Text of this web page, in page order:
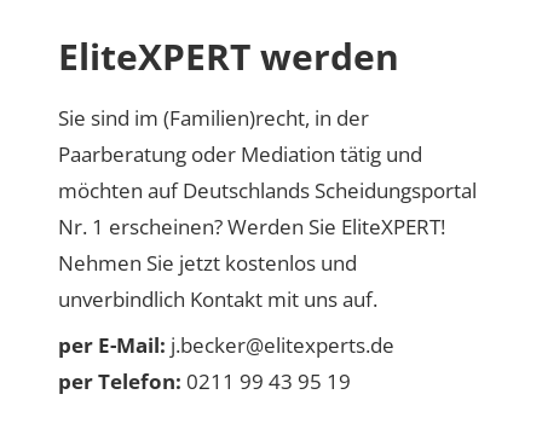
EliteXPERT werden
Sie sind im (Familien)recht, in der
Paarberatung oder Mediation tätig und
möchten auf Deutschlands Scheidungsportal
Nr. 1 erscheinen? Werden Sie EliteXPERT!
Nehmen Sie jetzt kostenlos und
unverbindlich Kontakt mit uns auf.
per E-Mail: j.becker@elitexperts.de
per Telefon: 0211 99 43 95 19